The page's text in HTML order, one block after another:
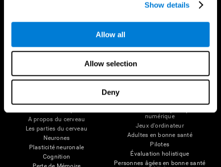
Show details
Allow all
Allow selection
Deny
Nous suivre
A propos du cerveau
Les parties du cerveau
Neurones
Plasticité neuronale
Cognition
numérique
Jeux d'ordinateur
Adultes en bonne santé
Pilotes
Évaluation holistique
Personnes âgées en bonne santé